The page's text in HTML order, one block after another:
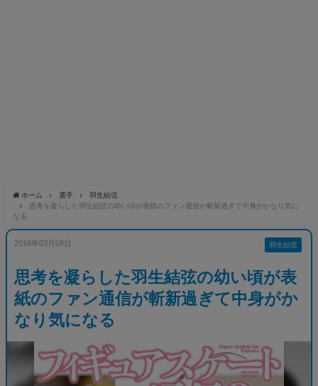
ホーム 選手
羽生結弦
思考を凝らした羽生結弦の幼い頃が表紙のファン通信が斬新過ぎて中身がかなり気に
なる
2016年03月08日 羽生結弦
思考を凝らした羽生結弦の幼い頃が表
紙のファン通信が斬新過ぎて中身がか
なり気になる